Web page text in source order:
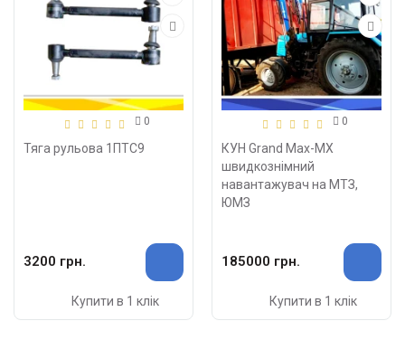
0
Тяга рульова 1ПТС9
3200 грн.
Купити в 1 клік
0
КУН Grand Max-MX
швидкознімний
навантажувач на МТЗ,
ЮМЗ
185000 грн.
Купити в 1 клік